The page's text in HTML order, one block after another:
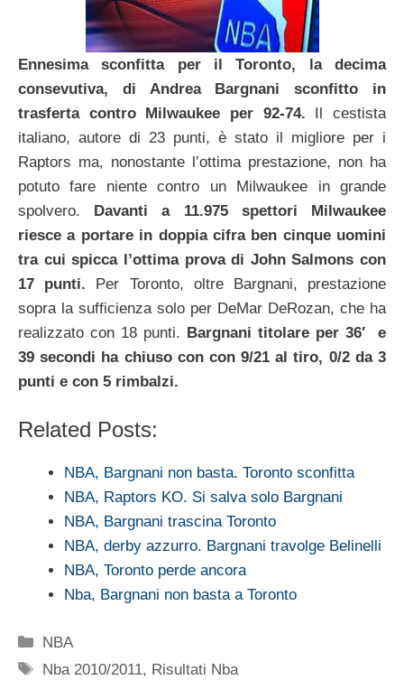
Ennesima sconfitta per il Toronto, la decima
consevutiva, di Andrea Bargnani sconfitto in
trasferta contro Milwaukee per 92-74.
Il cestista
italiano, autore di 23 punti, è stato il migliore per i
Raptors ma, nonostante l’ottima prestazione, non ha
potuto fare niente contro un Milwaukee in grande
spolvero.
Davanti a 11.975 spettori Milwaukee
riesce a portare in doppia cifra ben cinque uomini
tra cui spicca l’ottima prova di John Salmons con
17 punti.
Per Toronto, oltre Bargnani, prestazione
sopra la sufficienza solo per DeMar DeRozan, che ha
realizzato con 18 punti. Bargnani titolare per 36′ e
39 secondi ha chiuso con con 9/21 al tiro, 0/2 da 3
punti e con 5 rimbalzi.
Related Posts:
NBA, Bargnani non basta. Toronto sconfitta
NBA, Raptors KO. Si salva solo Bargnani
NBA, Bargnani trascina Toronto
NBA, derby azzurro. Bargnani travolge Belinelli
NBA, Toronto perde ancora
Nba, Bargnani non basta a Toronto
Categorie
NBA
Tag
Nba 2010/2011, Risultati Nba